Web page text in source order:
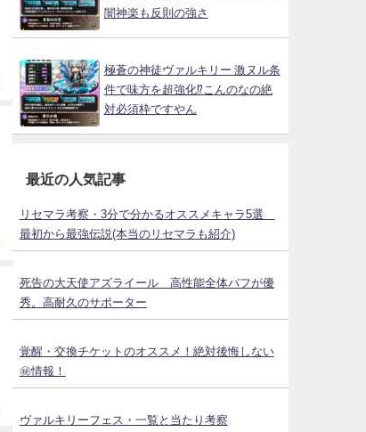
闇神楽も反則の強さ
極蒼の神徒ヴァルキリー 激ヌル条
件で味方を超強化⁉こんのなの絶
対必須枠ですやん
最近の人気記事
リセマラ考察・3分で分かるオススメキャラ5選
最初から最強伝説(本当のリセマラも紹介)
死告の大天使アズライール 高性能全体バフが優
秀。高耐久のサポーター
覚醒・交換チケットのオススメ！絶対後悔しない
㊙情報！
ヴァルキリーフェス・一覧と当たり考察